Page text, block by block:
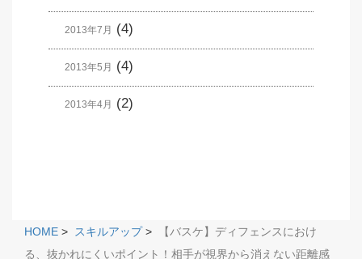
2013年7月 (4)
2013年5月 (4)
2013年4月 (2)
HOME > スキルアップ >
【バスケ】ディフェンスにおけ
る、抜かれにくいポイント！相手が視界から消えない距離感